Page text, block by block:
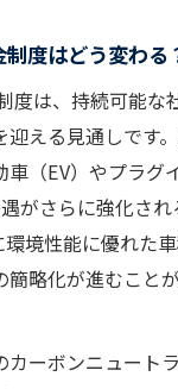
度はどう変わる
度は、持続可能な
迎える見通しです
（EV）やプラグ
がさらに強化さ
境性能に優れた
略化が進むこと
カーボンニュート